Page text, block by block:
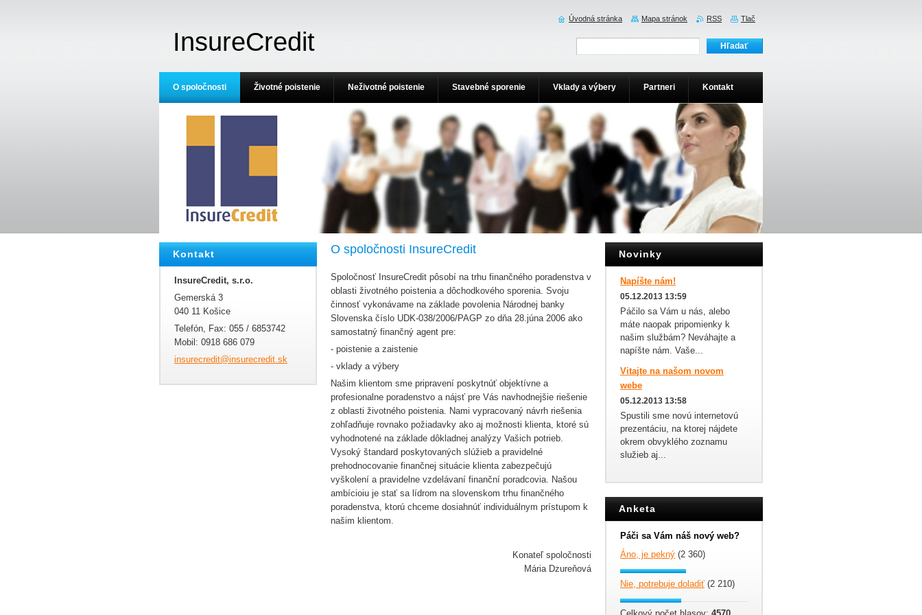
InsureCredit
O spoločnosti InsureCredit
Spoločnosť InsureCredit pôsobí na trhu finančného poradenstva v
oblasti životného poistenia a dôchodkového sporenia. Svoju
činnosť vykonávame na základe povolenia Národnej banky
Slovenska číslo UDK-038/2006/PAGP zo dňa 28.júna 2006 ako
samostatný finančný agent pre:
- poistenie a zaistenie
- vklady a výbery
Našim klientom sme pripravení poskytnúť objektívne a
profesionalne poradenstvo a nájsť pre Vás navhodnejšie riešenie
z oblasti životného poistenia. Nami vypracovaný návrh riešenia
zohľadňuje rovnako požiadavky ako aj možnosti klienta, ktoré sú
vyhodnotené na základe dôkladnej analýzy Vašich potrieb.
Vysoký štandard poskytovaných slúžieb a pravidelné
prehodnocovanie finančnej situácie klienta zabezpečujú
vyškolení a pravidelne vzdelávaní finanční poradcovia. Našou
ambícioiu je stať sa lídrom na slovenskom trhu finančného
poradenstva, ktorú chceme dosiahnúť individuálnym prístupom k
našim klientom.
Konateľ spoločnosti
Mária Dzureňová
Kontakt
InsureCredit, s.r.o.
Gemerská 3
040 11 Košice
Telefón, Fax: 055 / 6853742
Mobil: 0918 686 079
insurecredit@insurecredit.sk
Novinky
Napíšte nám!
05.12.2013 13:59
Páčilo sa Vám u nás, alebo
máte naopak pripomienky k
našim službám? Neváhajte a
napíšte nám. Vaše...
Vitajte na našom novom
webe
05.12.2013 13:58
Spustili sme novú internetovú
prezentáciu, na ktorej nájdete
okrem obvyklého zoznamu
služieb aj...
Anketa
Páči sa Vám náš nový web?
Áno, je pekný (2 360)
Nie, potrebuje doladiť (2 210)
O spoločnosti Životné poistenie Neživotné poistenie Stavebné sporenie Vklady a výbery Partneri Kontakt
Úvodná stránka Mapa stránok RSS Tlač